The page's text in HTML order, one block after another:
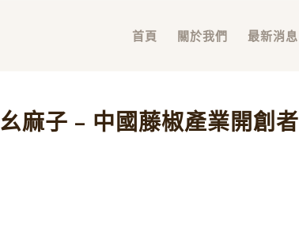
首頁 關於我們 最新消息
幺麻子 – 中國藤椒產業開創者